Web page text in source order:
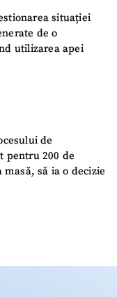
situației
de o
utilizarea apei
de
pentru 200 de
să ia o decizie